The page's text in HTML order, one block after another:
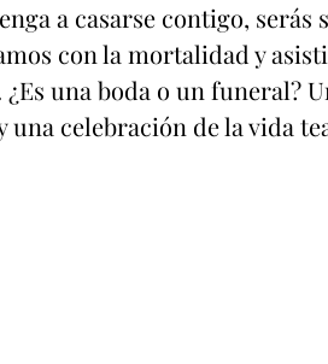
a casarse contigo, serás
con la mortalidad y
una boda o un funeral?
una celebración de la vida